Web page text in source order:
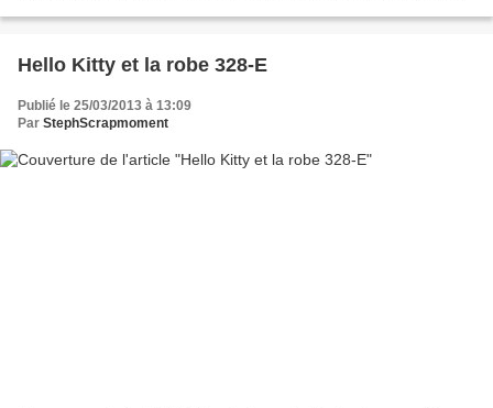
Hello Kitty et la robe 328-E
Publié le 25/03/2013 à 13:09
Par StephScrapmoment